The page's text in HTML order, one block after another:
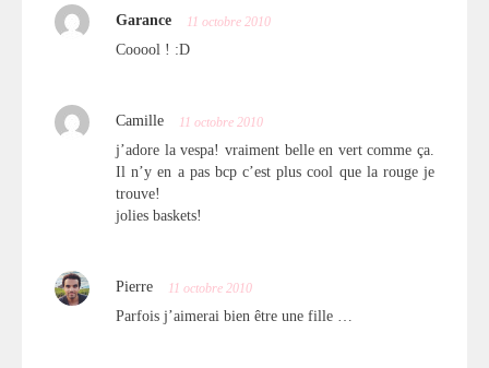
Garance 11 octobre 2010
Cooool ! :D
Camille 11 octobre 2010
j’adore la vespa! vraiment belle en vert comme ça.
Il n’y en a pas bcp c’est plus cool que la rouge je
trouve!
jolies baskets!
Pierre 11 octobre 2010
Parfois j’aimerai bien être une fille …